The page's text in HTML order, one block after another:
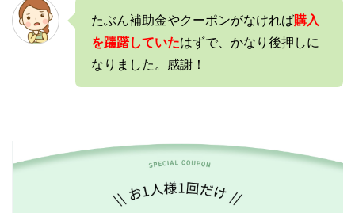
たぶん補助金やクーポンがなければ購入
を躊躇していたはずで、かなり後押しに
なりました。感謝！